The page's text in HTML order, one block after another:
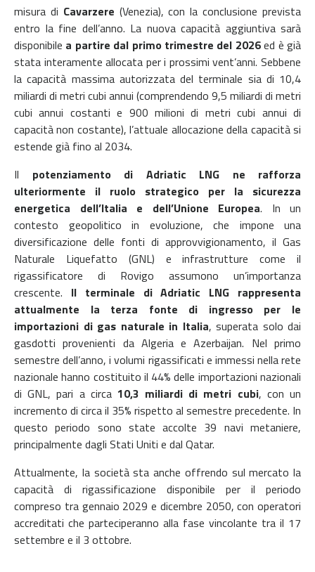
misura di Cavarzere (Venezia), con la conclusione prevista
entro la fine dell’anno. La nuova capacità aggiuntiva sarà
disponibile a partire dal primo trimestre del 2026ed è già
stata interamente allocata per i prossimi vent’anni. Sebbene
la capacità massima autorizzata del terminale sia di 10,4
miliardi di metri cubi annui (comprendendo 9,5 miliardi di metri
cubi annui costanti e 900 milioni di metri cubi annui di
capacità non costante), l’attuale allocazione della capacità si
estende già fino al 2034.
Il potenziamento di Adriatic LNG ne rafforza
ulteriormente il ruolo strategico per la sicurezza
energetica dell’Italia e dell’Unione Europea. In un
contesto geopolitico in evoluzione, che impone una
diversificazione delle fonti di approvvigionamento, il Gas
Naturale Liquefatto (GNL) e infrastrutture come il
rigassificatore di Rovigo assumono un’importanza
crescente. Il terminale di Adriatic LNG rappresenta
attualmente la terza fonte di ingresso per le
importazioni di gas naturale in Italia, superata solo dai
gasdotti provenienti da Algeria e Azerbaijan. Nel primo
semestre dell’anno, i volumi rigassificati e immessi nella rete
nazionale hanno costituito il 44% delle importazioni nazionali
di GNL, pari a circa 10,3 miliardi di metri cubi, con un
incremento di circa il 35% rispetto al semestre precedente. In
questo periodo sono state accolte 39 navi metaniere,
principalmente dagli Stati Uniti e dal Qatar.
Attualmente, la società sta anche offrendo sul mercato la
capacità di rigassificazione disponibile per il periodo
compreso tra gennaio 2029 e dicembre 2050, con operatori
accreditati che parteciperanno alla fase vincolante tra il 17
settembre e il 3 ottobre.